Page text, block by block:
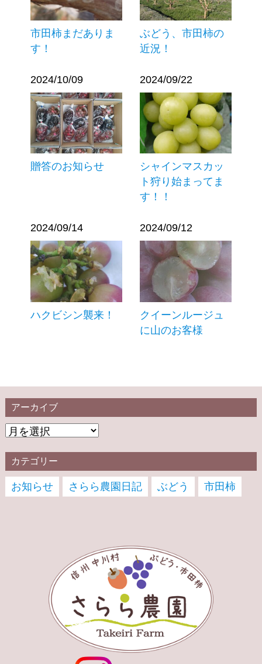
市田柿まだありま
す！
ぶどう、市田柿の
近況！
2024/10/09
贈答のお知らせ
2024/09/22
シャインマスカッ
ト狩り始まってま
す！！
2024/09/14
ハクビシン襲来！
2024/09/12
クイーンルージュ
に山のお客様
アーカイブ
カテゴリー
お知らせ さらら農園日記 ぶどう 市田柿